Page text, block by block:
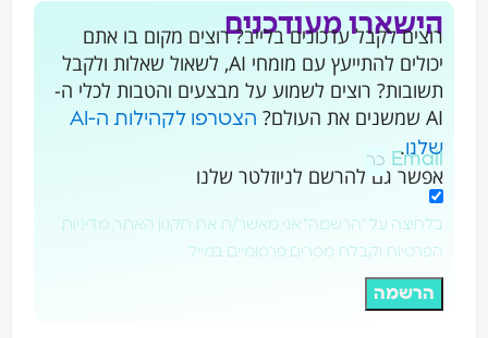
הישארו מעודכנים
רוצים לקבל עדכונים בלייב? רוצים מקום בו אתם
יכולים להתייעץ עם מומחי AI, לשאול שאלות ולקבל
תשובות? רוצים לשמוע על מבצעים והטבות לכלי ה-
הצטרפו לקהילות ה-AI
שלנו.
אפשר גם להרשם לניוזלטר שלנו
Email
בלחיצה על "הרשמה" אני מאשר/ת את תקנון האתר, מדיניות
הפרטיות וקבלת מסרים פרסומיים במייל
הרשמה